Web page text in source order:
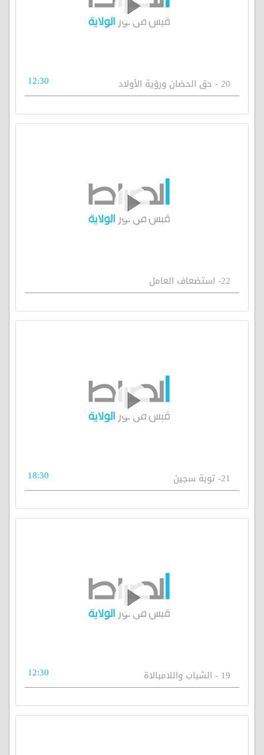
20 - حق الحضان ورؤية الأولاد 12:30
22- استضعاف العامل
21- توبة سجين 18:30
19 - الشباب واللامبالاة 12:30